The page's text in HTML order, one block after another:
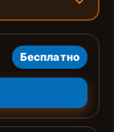
Бесплатно